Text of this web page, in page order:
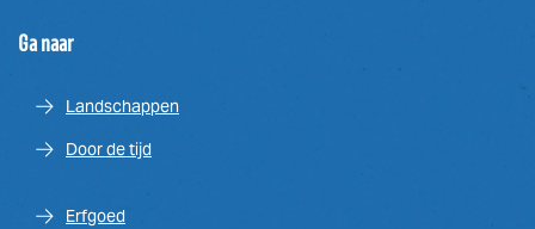
Ga naar
Landschappen
Door de tijd
Erfgoed